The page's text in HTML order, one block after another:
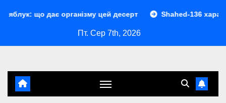
організму цей десерт Shahed-136 характеристики:
Пт. Сер 7th, 2026